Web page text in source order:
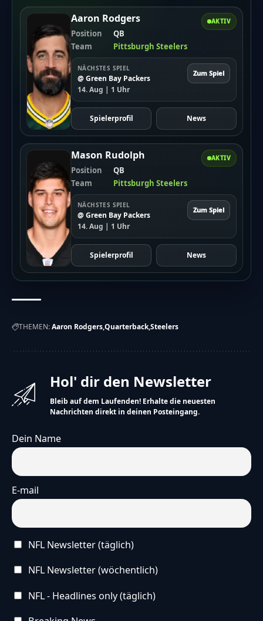
AKTIV
Aaron Rodgers
Position
QB
Team
Pittsburgh Steelers
NÄCHSTES SPIEL
@ Green Bay Packers
14. Aug | 1 Uhr
Zum Spiel
Spielerprofil News
AKTIV
Mason Rudolph
Position
QB
Team
Pittsburgh Steelers
NÄCHSTES SPIEL
@ Green Bay Packers
14. Aug | 1 Uhr
Zum Spiel
Spielerprofil News
THEMEN:Aaron RodgersQuarterbackSteelers
Hol' dir den Newsletter
Bleib auf dem Laufenden! Erhalte die neuesten
Nachrichten direkt in deinen Posteingang.
Dein Name
E-mail
NFL Newsletter (täglich)
NFL Newsletter (wöchentlich)
NFL - Headlines only (täglich)